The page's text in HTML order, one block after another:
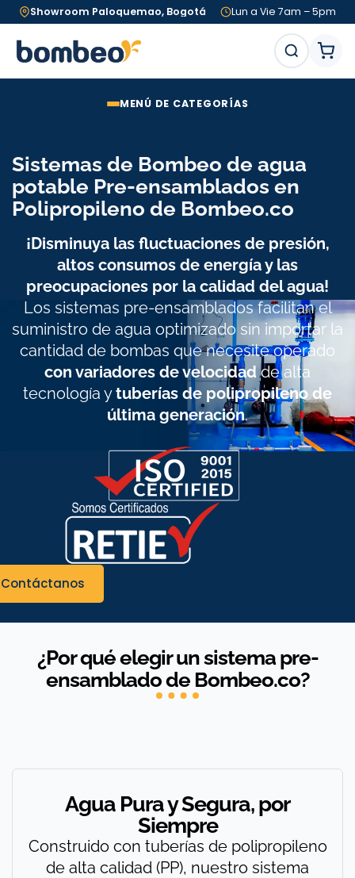
Showroom Paloquemao, Bogotá Lun a Vie 7am – 5pm
MENÚ DE CATEGORÍAS
Sistemas de Bombeo de agua
potable Pre-ensamblados en
Polipropileno de Bombeo.co
¡Disminuya las fluctuaciones de presión,
altos consumos de energía y las
preocupaciones por la calidad del agua!
Los sistemas pre-ensamblados facilitan el
suministro de agua optimizado sin importar la
cantidad de bombas que necesite operado
con variadores de velocidadde alta
tecnología ytuberías de polipropileno de
última generación.
Contáctanos
¿Por qué elegir un sistema pre-
ensamblado de Bombeo.co?
Agua Pura y Segura, por
Siempre
Construido con tuberías de polipropileno
de alta calidad (PP), nuestro sistema